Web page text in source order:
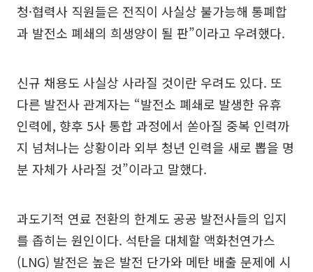
청·협력사 직원들은 전직이 사실상 불가능해 통폐합
과 발전소 폐쇄의 희생양이 될 판”이라고 우려했다.
신규 채용도 사실상 사라질 것이란 우려도 있다. 또
다른 발전사 관계자는 “발전소 폐쇄로 발생한 유휴
인력에, 향후 5사 통합 과정에서 쏟아질 중복 인력까
지 넘쳐나는 상황이라 외부 청년 인력을 새로 뽑을 명
분 자체가 사라질 것”이라고 말했다.
과도기적 연료 전환의 한계도 공공 발전사들의 입지
를 좁히는 원인이다. 석탄을 대체할 액화천연가스
(LNG) 발전은 높은 발전 단가와 메탄 배출 문제에 시